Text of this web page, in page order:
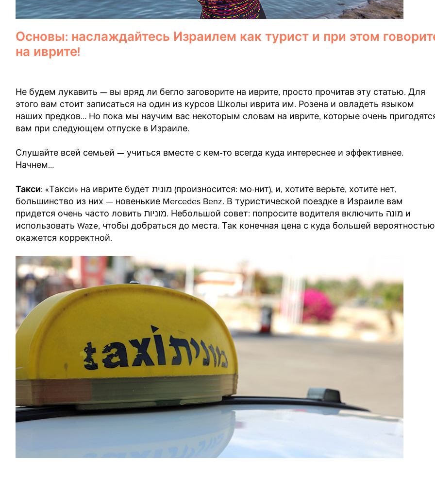
Основы: наслаждайтесь Израилем как турист и при этом
на иврите!
Не будем лукавить — вы вряд ли бегло заговорите на иврите, просто прочитав эту статью. Для
этого вам стоит записаться на один из курсов Школы иврита им. Розена и овладеть языком
наших предков… Но пока мы научим вас некоторым словам на иврите, которые очень
вам при следующем отпуске в Израиле.
Слушайте всей семьей — учиться вместе с кем-то всегда куда интереснее и эффективнее.
Начнем…
Такси: «Такси» на иврите будет מונית (произносится: мо-нит), и, хотите верьте, хотите нет,
большинство из них — новенькие Mercedes Benz. В туристической поездке в Израиле вам
придется очень часто ловить מוניות. Небольшой совет: попросите водителя включить מונה и
использовать Waze, чтобы добраться до места. Так конечная цена с куда большей вероятностью
окажется корректной.